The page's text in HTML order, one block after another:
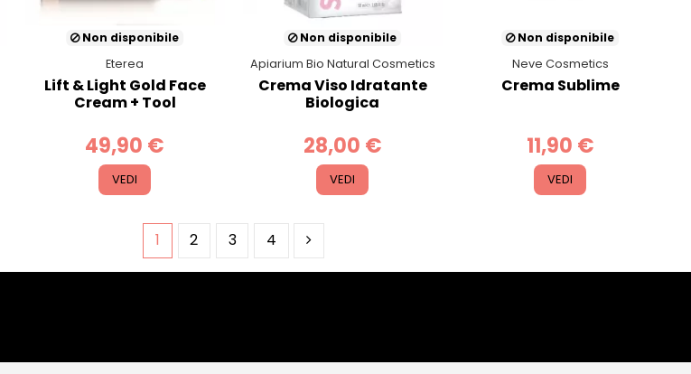
Non disponibile
Eterea
Lift & Light Gold Face
Cream + Tool
49,90 €
VEDI
Non disponibile
Apiarium Bio Natural Cosmetics
Crema Viso Idratante
Biologica
28,00 €
VEDI
Non disponibile
Neve Cosmetics
Crema Sublime
11,90 €
VEDI
1 2 3 4